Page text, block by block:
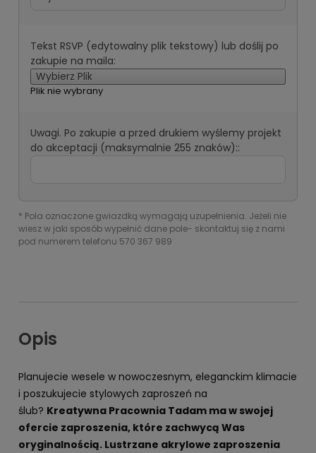
Tekst RSVP (edytowalny plik tekstowy) lub doślij po
zakupie na maila:
Wybierz Plik
Plik nie wybrany
Uwagi. Po zakupie a przed drukiem wyślemy projekt
do akceptacji (maksymalnie 255 znaków)::
* Pola oznaczone gwiazdką wymagają uzupełnienia. Jeżeli nie
wiesz w jaki sposób wypełnić dane pole- skontaktuj się z nami
pod numerem telefonu 570 367 989
Opis
Planujecie wesele w nowoczesnym, eleganckim klimacie
i poszukujecie stylowych zaproszeń na
ślub? Kreatywna Pracownia Tadam ma w swojej
ofercie zaproszenia, które zachwycą Was
oryginalnością. Lustrzane akrylowe zaproszenia